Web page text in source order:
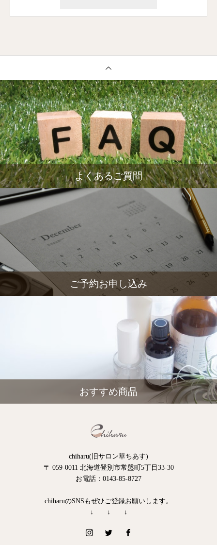
よくあるご質問
ご予約お申し込み
おすすめ商品
chiharu(旧サロン華ちあす)
〒 059-0011 北海道登別市常盤町5丁目33-30
お電話：0143-85-8727
chiharuのSNSもぜひご登録お願いします。
↓ ↓ ↓